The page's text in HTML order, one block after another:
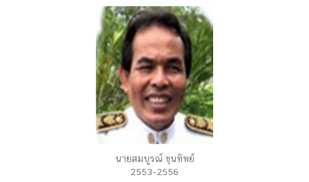
นายสมบูรณ์ ขุนทิพย์
2553-2556